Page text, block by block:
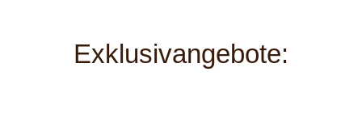
Exklusivangebote: